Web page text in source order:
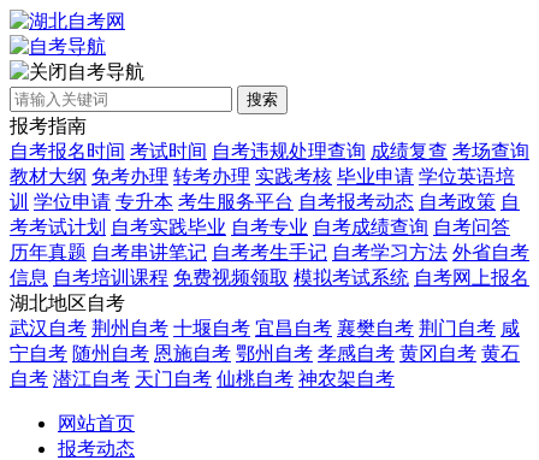
自考导航
搜索
报考指南
自考报名时间 考试时间 自考违规处理查询 成绩复查 考场查询
教材大纲 免考办理 转考办理 实践考核 毕业申请 学位英语培
训 学位申请 专升本 考生服务平台 自考报考动态 自考政策 自
考考试计划 自考实践毕业 自考专业 自考成绩查询 自考问答
历年真题 自考串讲笔记 自考考生手记 自考学习方法 外省自考
信息 自考培训课程 免费视频领取 模拟考试系统 自考网上报名
湖北地区自考
武汉自考 荆州自考 十堰自考 宜昌自考 襄樊自考 荆门自考 咸
宁自考 随州自考 恩施自考 鄂州自考 孝感自考 黄冈自考 黄石
自考 潜江自考 天门自考 仙桃自考 神农架自考
网站首页
报考动态